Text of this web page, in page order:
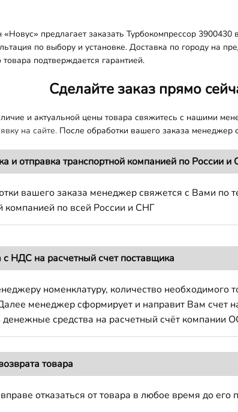
«Новус» предлагает заказать Турбокомпрессор
по выбору и установке. Доставка по городу на
подтверждается гарантией.
Сделайте заказ прямо
и актуальной цены товара свяжитесь с нашими
на сайте. После обработки вашего заказа менеджер
и отправка транспортной компанией по России
вашего заказа менеджер свяжется с Вами по
компанией по всей России и СНГ
с НДС на расчетный счет поставщика
номенклатуру, количество необходимого
менеджер сформирует и направит Вам счет
денежные средства на расчетный счёт компании
товара
отказаться от товара в любое время до